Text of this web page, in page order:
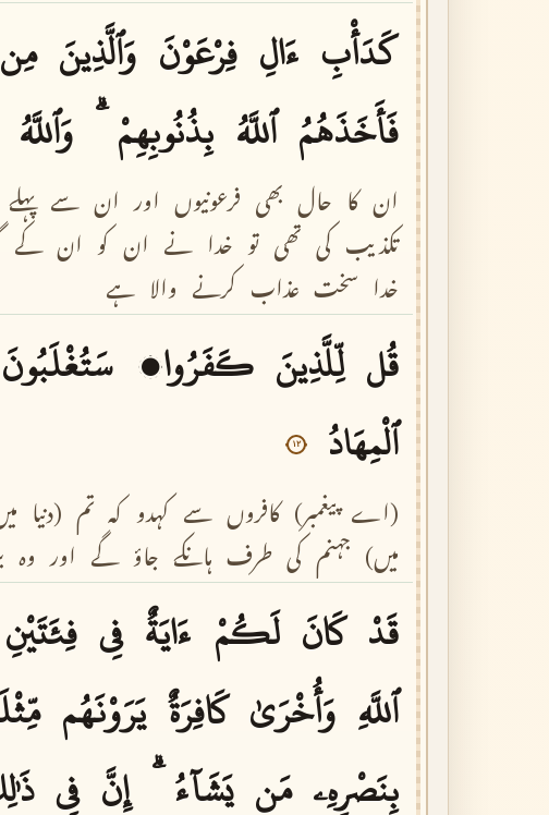
كَدَأْبِ ءَالِ فِرْعَوْنَ وَٱلَّذِينَ مِن
فَأَخَذَهُمُ ٱللَّهُ بِذُنُوبِهِمْ وَٱللَّهُ
ان کا حال بھی فرعونیوں اور ان سے پہلے
تکذیب کی تھی تو خدا نے ان کو ان کے
خدا سخت عذاب کرنے والا ہے
قُل لِّلَّذِينَ كَفَرُوا۟ سَتُغْلَبُونَ
ٱلْمِهَادُ
١٢
(اے پیغمبر) کافروں سے کہدو کہ تم (دنیا
میں) جہنم کی طرف ہانکے جاؤ گے اور وہ
قَدْ كَانَ لَكُمْ ءَايَةٌ فِى فِئَتَيْنِ
ٱللَّهِ وَأُخْرَىٰ كَافِرَةٌ يَرَوْنَهُم
بِنَصْرِهِۦ مَن يَشَآءُ إِنَّ فِى